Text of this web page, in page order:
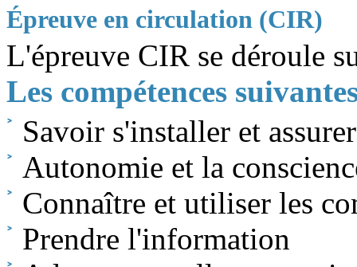
Épreuve en circulation (CIR)
L'épreuve CIR se déroule
Les compétences
Savoir s'installer et
Autonomie et la
Connaître et utiliser les
Prendre l'information